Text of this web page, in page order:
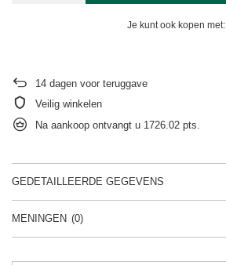
Je kunt ook kopen met:
14 dagen voor teruggave
Veilig winkelen
Na aankoop ontvangt u 1726.02 pts.
GEDETAILLEERDE GEGEVENS
MENINGEN (0)